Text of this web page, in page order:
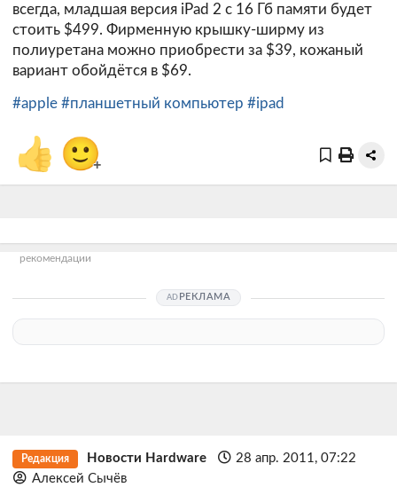
всегда, младшая версия iPad 2 с 16 Гб памяти будет
стоить $499. Фирменную крышку-ширму из
полиуретана можно приобрести за $39, кожаный
вариант обойдётся в $69.
#apple #планшетный компьютер #ipad
👍 🙂+
рекомендации
РЕКЛАМА
Редакция Новости Hardware
28 апр. 2011, 07:22
Алексей Сычёв